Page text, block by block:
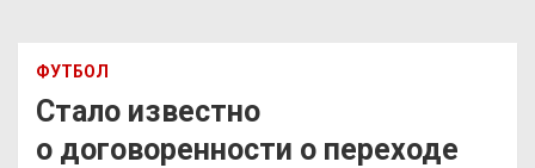
ФУТБОЛ
Стало известно
о договоренности о переходе